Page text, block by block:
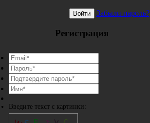
Войти Забыли пароль?
Регистрация
Введите текст с картинки: